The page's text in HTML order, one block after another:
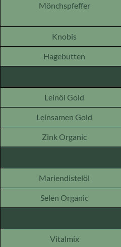
Mönchspfeffer
Knobis
Hagebutten
Leinöl Gold
Leinsamen Gold
Zink Organic
Mariendistelöl
Selen Organic
Vitalmix